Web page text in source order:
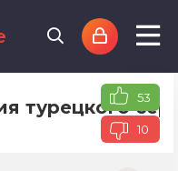
турецкого 53
10